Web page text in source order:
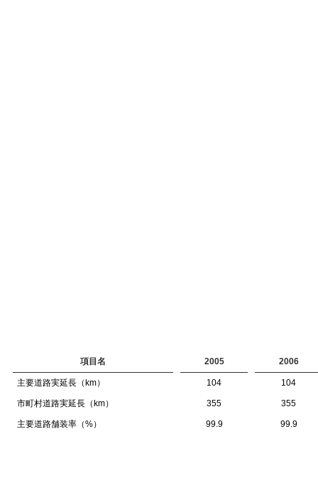
項目名 2005 2006
主要道路実延長（km） 104 104
市町村道路実延長（km） 355 355
主要道路舗装率（%） 99.9 99.9